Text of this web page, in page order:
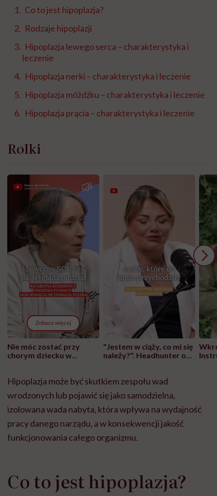
Co to jest hipoplazja?
Rodzaje hipoplazji
Hipoplazja lewego serca – charakterystyka i
leczenie
Hipoplazja nerki – charakterystyka i leczenie
Hipoplazja móżdżku – charakterystyka i leczenie
Hipoplazja prącia – charakterystyka i leczenie
Rolki
Zobacz więcej
Nie móc zostać przy
chorym dziecku w
może chyba tylko
głupota i brak
wyobraźni"
"Jestem w ciąży, co mi się
należy?". Headhunter o
pracy
Hipoplazja może być skutkiem zespołu wad
wrodzonych lub pojawić się jako samodzielna,
izolowana wada nabyta, która wpływa na wydajność
pracy danego narządu, a w konsekwencji jakość
funkcjonowania całego organizmu.
Co to jest hipoplazja?